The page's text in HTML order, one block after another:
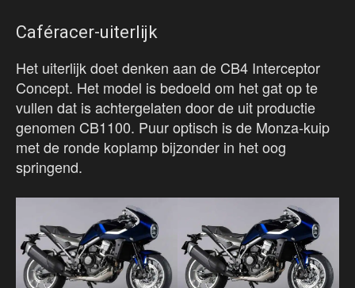
Caféracer-uiterlijk
Het uiterlijk doet denken aan de CB4 Interceptor
Concept. Het model is bedoeld om het gat op te
vullen dat is achtergelaten door de uit productie
genomen CB1100. Puur optisch is de Monza-kuip
met de ronde koplamp bijzonder in het oog
springend.